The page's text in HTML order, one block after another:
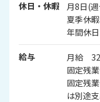
休日・休暇
月8日(
夏季休
年間休
給与
月給
固定残
固定残
は別途